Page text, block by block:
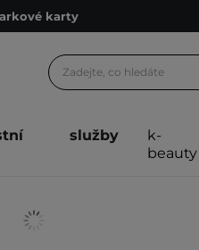
karty
Program
karty
služby
k-
beauty